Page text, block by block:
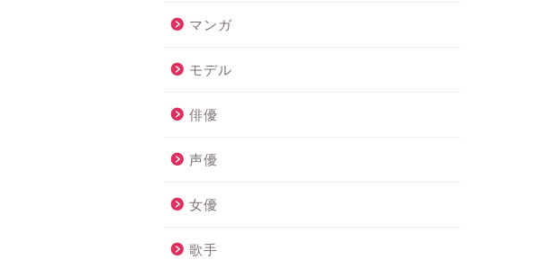
マンガ
モデル
俳優
声優
女優
歌手